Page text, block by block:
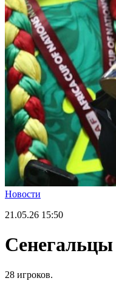
Новости
21.05.26 15:50
28 игроков.